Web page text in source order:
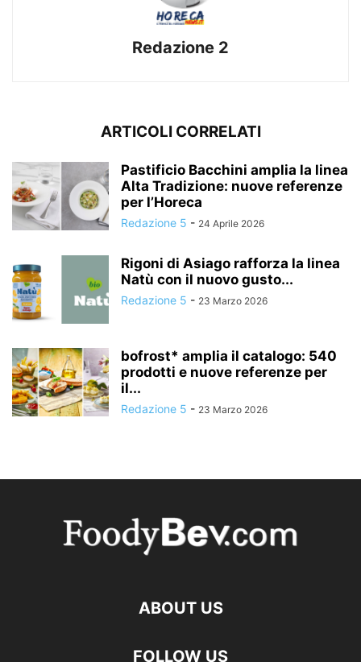
Redazione 2
ARTICOLI CORRELATI
Pastificio Bacchini amplia la linea
Alta Tradizione: nuove referenze
per l’Horeca
Redazione 5 - 24 Aprile 2026
Rigoni di Asiago rafforza la linea
Natù con il nuovo gusto...
Redazione 5 - 23 Marzo 2026
bofrost* amplia il catalogo: 540
prodotti e nuove referenze per
il...
Redazione 5 - 23 Marzo 2026
ABOUT US
FOLLOW US